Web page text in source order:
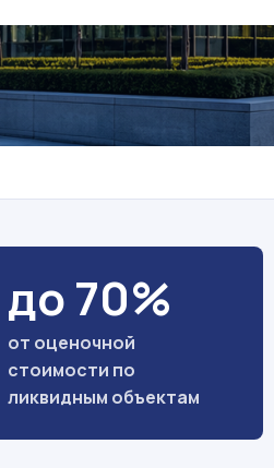
до 70%
от оценочной
стоимости по
ликвидным объектам